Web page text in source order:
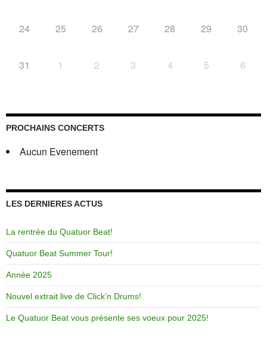
24 25 26 27 28 29 30
31 1 2 3 4 5 6
PROCHAINS CONCERTS
Aucun Evenement
LES DERNIERES ACTUS
La rentrée du Quatuor Beat!
Quatuor Beat Summer Tour!
Année 2025
Nouvel extrait live de Click’n Drums!
Le Quatuor Beat vous présente ses voeux pour 2025!